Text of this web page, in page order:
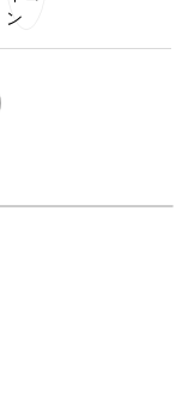
用するのが難しそ
り、基本的な線